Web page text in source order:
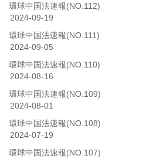
環球中国法速報(NO.112)
2024-09-19
環球中国法速報(NO.111)
2024-09-05
環球中国法速報(NO.110)
2024-08-16
環球中国法速報(NO.109)
2024-08-01
環球中国法速報(NO.108)
2024-07-19
環球中国法速報(NO.107)